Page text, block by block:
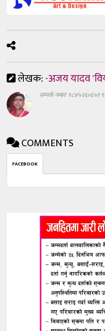
लेखक:-अजय यादव
सम्पर्क नम्बरः ९८४५२६०६५१
COMMENTS
FACEBOOK